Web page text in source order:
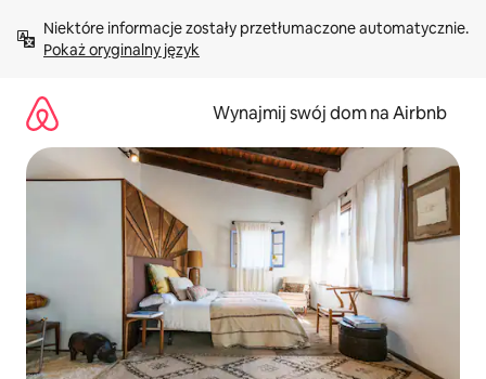
treści Pokaż oryginalny język
Wynajmij swój dom na Airbnb